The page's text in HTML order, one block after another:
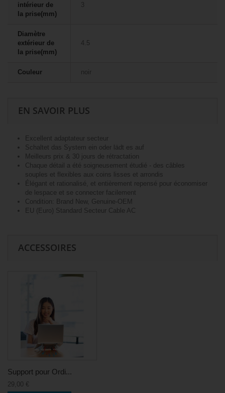
intérieur de
la prise(mm)
3
Diamètre
extérieur de
la prise(mm)
4.5
Couleur noir
EN SAVOIR PLUS
Excellent adaptateur secteur
Schaltet das System ein oder lädt es auf
Meilleurs prix & 30 jours de rétractation
Chaque détail a été soigneusement étudié - des câbles
souples et flexibles aux coins lisses et arrondis
Élégant et rationalisé, et entièrement repensé pour économiser
de lespace et se connecter facilement
Condition: Brand New, Genuine-OEM
EU (Euro) Standard Secteur Cable AC
ACCESSOIRES
Support pour Ordi...
29,00 €